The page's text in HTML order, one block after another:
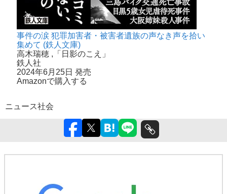
事件の涙 犯罪加害者・被害者遺族の声なき声を拾い
集めて (鉄人文庫)
高木瑞穂 ,「日影のこえ」
鉄人社
2024年6月25日 発売
Amazonで購入する
ニュース社会